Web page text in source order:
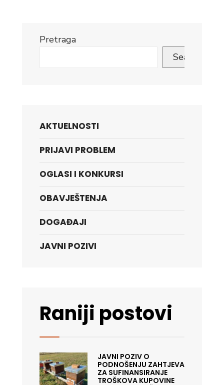
na
Pretraga
Search
AKTUELNOSTI
PRIJAVI PROBLEM
OGLASI I KONKURSI
OBAVJEŠTENJA
DOGAĐAJI
JAVNI POZIVI
Raniji postovi
JAVNI POZIV O
PODNOŠENJU ZAHTJEVA
ZA SUFINANSIRANJE
TROŠKOVA KUPOVINE